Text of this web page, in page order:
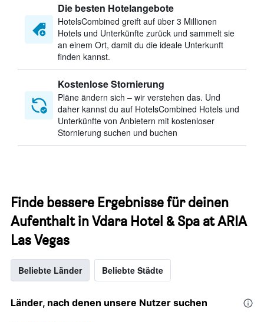
Die besten Hotelangebote
HotelsCombined greift auf über 3 Millionen
Hotels und Unterkünfte zurück und sammelt sie
an einem Ort, damit du die ideale Unterkunft
finden kannst.
Kostenlose Stornierung
Pläne ändern sich – wir verstehen das. Und
daher kannst du auf HotelsCombined Hotels und
Unterkünfte von Anbietern mit kostenloser
Stornierung suchen und buchen
Finde bessere Ergebnisse für deinen
Aufenthalt in Vdara Hotel & Spa at ARIA
Las Vegas
Beliebte Länder Beliebte Städte
Länder, nach denen unsere Nutzer suchen